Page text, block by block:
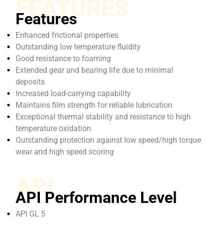
FEATURES
Features
Enhanced frictional properties
Outstanding low temperature fluidity
Good resistance to foaming
Extended gear and bearing life due to minimal
deposits
Increased load-carrying capability
Maintains film strength for reliable lubrication
Exceptional thermal stability and resistance to high
temperature oxidation
Outstanding protection against low speed/high torque
wear and high speed scoring
API
API Performance Level
API GL 5